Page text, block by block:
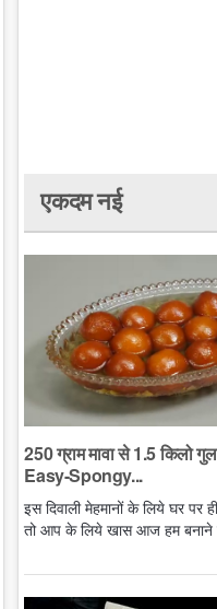
एकदम नई
250 ग्राम मावा से 1.5 किलो
Easy-Spongy...
इस दिवाली मेहमानों के लिये घर पर
तो आप के लिये खास आज हम बनाने